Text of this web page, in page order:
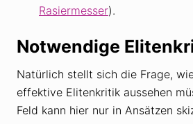
Rasiermesser).
Notwendige
Natürlich stellt sich die Frage,
effektive Elitenkritik aussehen
Feld kann hier nur in Ansätzen